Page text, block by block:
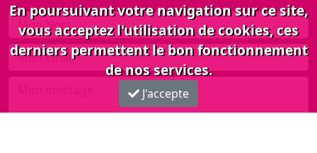
PinkTV 2026 -Mentions légales
En poursuivant votre navigation sur ce site,
vous acceptez l'utilisation de cookies, ces
derniers permettent le bon fonctionnement
de nos services.
J'accepte